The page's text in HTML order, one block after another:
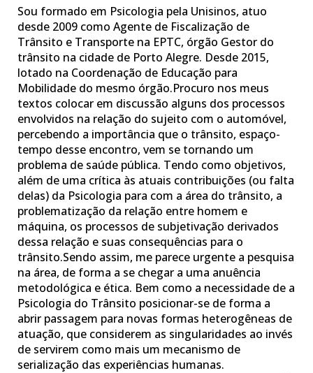
Sou formado em Psicologia pela Unisinos, atuo
desde 2009 como Agente de Fiscalização de
Trânsito e Transporte na EPTC, órgão Gestor do
trânsito na cidade de Porto Alegre. Desde 2015,
lotado na Coordenação de Educação para
Mobilidade do mesmo órgão.Procuro nos meus
textos colocar em discussão alguns dos processos
envolvidos na relação do sujeito com o automóvel,
percebendo a importância que o trânsito, espaço-
tempo desse encontro, vem se tornando um
problema de saúde pública. Tendo como objetivos,
além de uma crítica às atuais contribuições (ou falta
delas) da Psicologia para com a área do trânsito, a
problematização da relação entre homem e
máquina, os processos de subjetivação derivados
dessa relação e suas consequências para o
trânsito.Sendo assim, me parece urgente a pesquisa
na área, de forma a se chegar a uma anuência
metodológica e ética. Bem como a necessidade de a
Psicologia do Trânsito posicionar-se de forma a
abrir passagem para novas formas heterogêneas de
atuação, que considerem as singularidades ao invés
de servirem como mais um mecanismo de
serialização das experiências humanas.